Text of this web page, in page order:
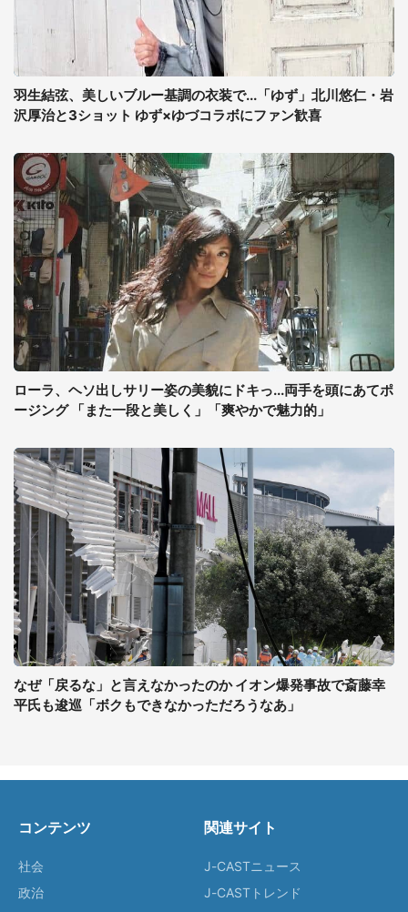
羽生結弦、美しいブルー基調の衣装で...「ゆず」北川悠仁・岩
沢厚治と3ショット ゆず×ゆづコラボにファン歓喜
ローラ、ヘソ出しサリー姿の美貌にドキっ...両手を頭にあてポ
ージング 「また一段と美しく」「爽やかで魅力的」
なぜ「戻るな」と言えなかったのか イオン爆発事故で斎藤幸
平氏も逡巡「ボクもできなかっただろうなあ」
コンテンツ
社会
政治
関連サイト
J-CASTニュース
J-CASTトレンド